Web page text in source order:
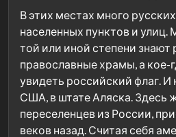
В этих местах много
населенных пунктов и улиц.
той или иной степени знают
православные храмы, а
увидеть российский флаг. И
США, в штате Аляска. Здесь
переселенцев из России,
веков назад. Считая себя